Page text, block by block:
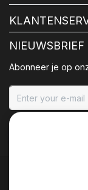
NIEUWSBRIEF
Abonneer je op